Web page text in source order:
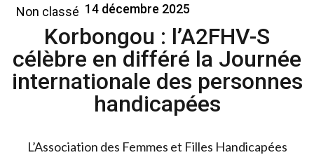
Non classé 14 décembre 2025
Korbongou : l’A2FHV-S
célèbre en différé la Journée
internationale des personnes
handicapées
L’Association des Femmes et Filles Handicapées